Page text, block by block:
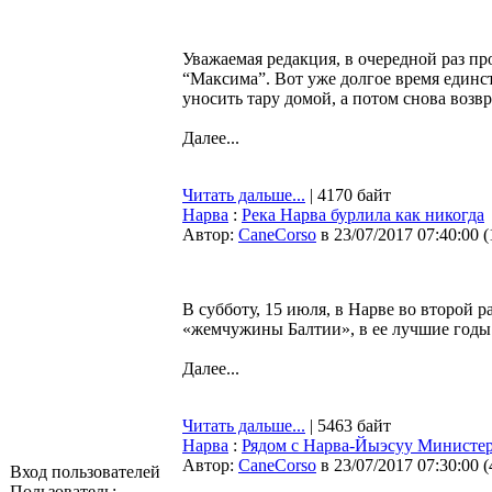
Вход пользователей
Уважаемая редакция, в очередной раз
“Максима”. Вот уже долгое время
уносить тару домой, а потом снова
Далее...
Читать дальше... | 4170 байт
Нарва : Река Нарва бурлила как никогда
Автор: CaneCorso в 23/07/2017 07:40:00 (
В субботу, 15 июля, в Нарве во второй
«жемчужины Балтии», в ее лучшие годы
Далее...
Читать дальше... | 5463 байт
Нарва : Рядом с Нарва-Йыэсуу
Автор: CaneCorso в 23/07/2017 07:30:00 (